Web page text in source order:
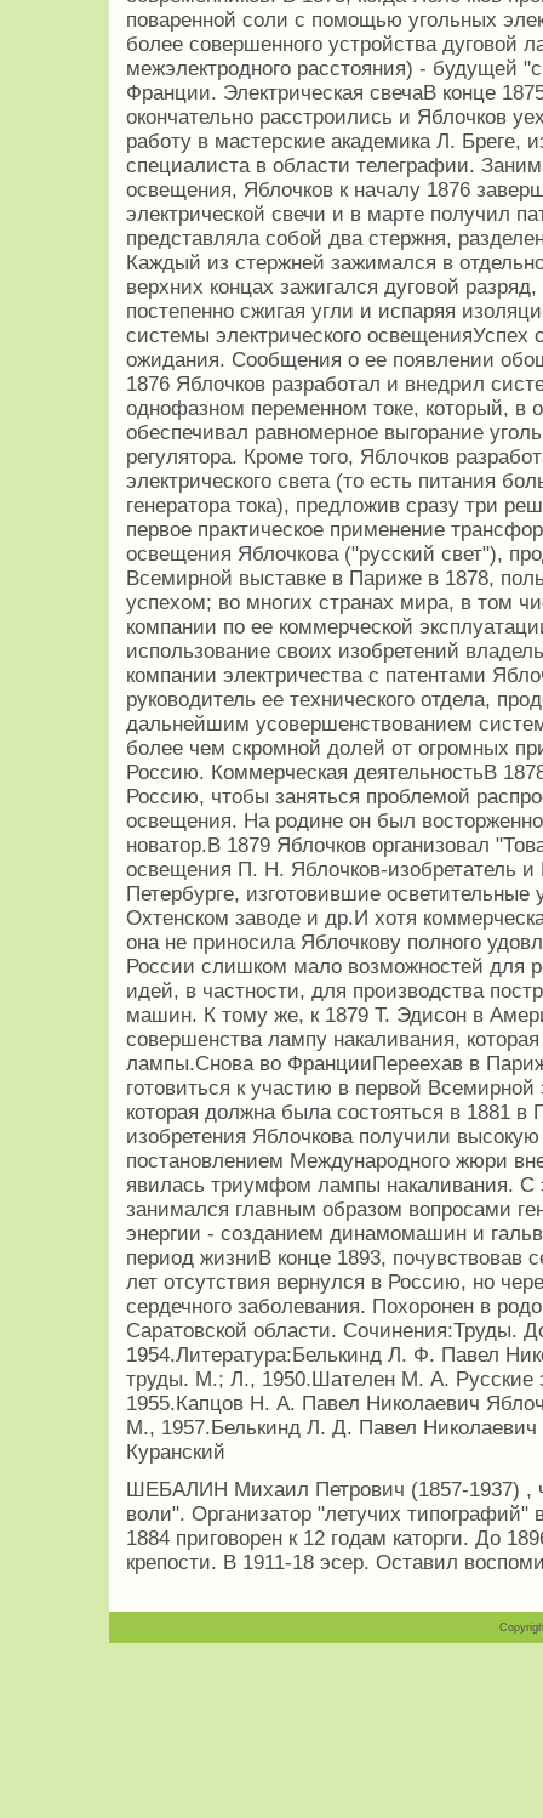
поваренной соли с помощью угольных
более совершенного устройства дуговой
межэлектродного расстояния) - будущей
Франции. Электрическая свечаВ конце
окончательно расстроились и Яблочков
работу в мастерские академика Л. Бреге,
специалиста в области телеграфии.
освещения, Яблочков к началу 1876
электрической свечи и в марте получил
представляла собой два стержня,
Каждый из стержней зажимался в
верхних концах зажигался дуговой
постепенно сжигая угли и испаряя
системы электрического освещенияУспех
ожидания. Сообщения о ее появлении
1876 Яблочков разработал и внедрил
однофазном переменном токе, который, в
обеспечивал равномерное выгорание
регулятора. Кроме того, Яблочков
электрического света (то есть питания
генератора тока), предложив сразу три
первое практическое применение
освещения Яблочкова ("русский свет"),
Всемирной выставке в Париже в 1878,
успехом; во многих странах мира, в том
компании по ее коммерческой
использование своих изобретений
компании электричества с патентами
руководитель ее технического отдела,
дальнейшим усовершенствованием
более чем скромной долей от огромных
Россию. Коммерческая деятельностьВ
Россию, чтобы заняться проблемой
освещения. На родине он был восторженно
новатор.В 1879 Яблочков организовал
освещения П. Н. Яблочков-изобретатель и
Петербурге, изготовившие
Охтенском заводе и др.И хотя
она не приносила Яблочкову полного
России слишком мало возможностей для
идей, в частности, для производства
машин. К тому же, к 1879 Т. Эдисон в
совершенства лампу накаливания,
лампы.Снова во ФранцииПереехав в
готовиться к участию в первой Всемирной
которая должна была состояться в 1881 в
изобретения Яблочкова получили
постановлением Международного жюри
явилась триумфом лампы накаливания. С
занимался главным образом вопросами
энергии - созданием динамомашин и
период жизниВ конце 1893, почувствовав
лет отсутствия вернулся в Россию, но
сердечного заболевания. Похоронен в
Саратовской области. Сочинения:Труды.
1954.Литература:Белькинд Л. Ф. Павел
труды. М.; Л., 1950.Шателен М. А. Русские
1955.Капцов Н. А. Павел Николаевич
М., 1957.Белькинд Л. Д. Павел
Куранский
ШЕБАЛИН Михаил Петрович (1857-1937) ,
воли". Организатор "летучих типографий"
1884 приговорен к 12 годам каторги. До
крепости. В 1911-18 эсер. Оставил